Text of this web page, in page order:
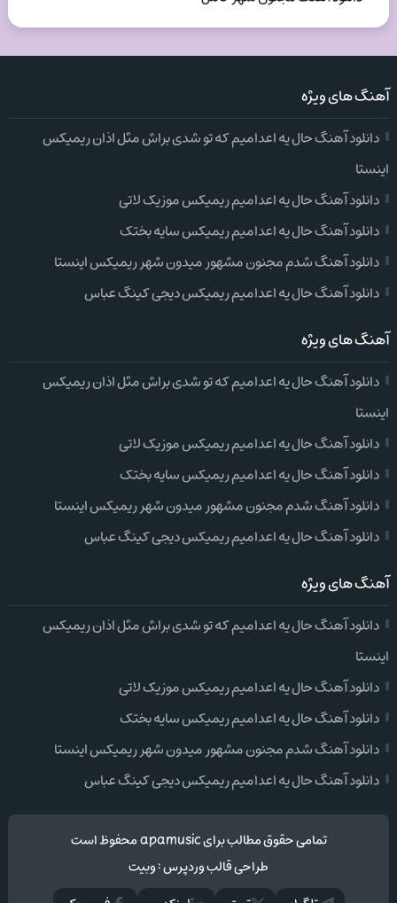
آهنگ های ویژه
دانلود آهنگ حال یه اعدامیم که تو شدی براش مثل اذان ریمیکس
اینستا
دانلود آهنگ حال یه اعدامیم ریمیکس موزیک لاتی
دانلود آهنگ حال یه اعدامیم ریمیکس سایه بختک
دانلود آهنگ شدم مجنون مشهور میدون شهر ریمیکس اینستا
دانلود آهنگ حال یه اعدامیم ریمیکس دیجی کینگ عباس
آهنگ های ویژه
دانلود آهنگ حال یه اعدامیم که تو شدی براش مثل اذان ریمیکس
اینستا
دانلود آهنگ حال یه اعدامیم ریمیکس موزیک لاتی
دانلود آهنگ حال یه اعدامیم ریمیکس سایه بختک
دانلود آهنگ شدم مجنون مشهور میدون شهر ریمیکس اینستا
دانلود آهنگ حال یه اعدامیم ریمیکس دیجی کینگ عباس
آهنگ های ویژه
دانلود آهنگ حال یه اعدامیم که تو شدی براش مثل اذان ریمیکس
اینستا
دانلود آهنگ حال یه اعدامیم ریمیکس موزیک لاتی
دانلود آهنگ حال یه اعدامیم ریمیکس سایه بختک
دانلود آهنگ شدم مجنون مشهور میدون شهر ریمیکس اینستا
دانلود آهنگ حال یه اعدامیم ریمیکس دیجی کینگ عباس
تمامی حقوق مطالب برای apamusic محفوظ است
طراحی قالب وردپرس:وبیت